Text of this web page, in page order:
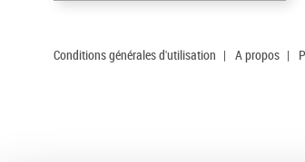
Conditions générales d'utilisation | A propos |